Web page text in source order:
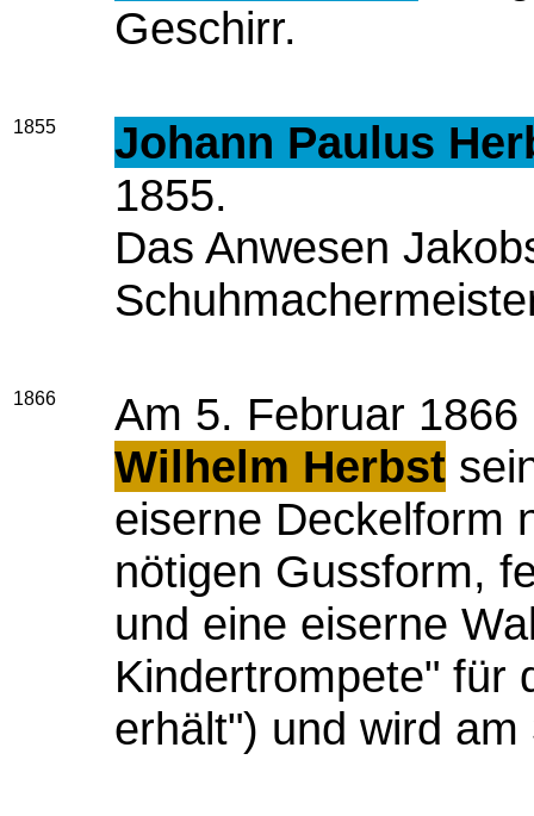
Geschirr.
1855
Johann Paulus
1855.
Das Anwesen
1866
Am 5. Februar
Wilhelm Herbst
eiserne Deckelform
nötigen Gussform,
und eine eiserne
Kindertrompete" für
erhält") und wird